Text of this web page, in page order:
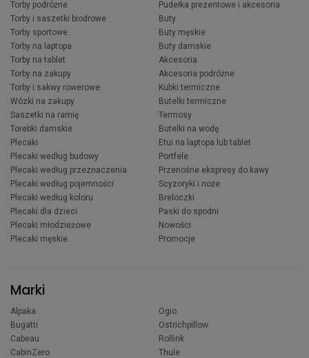
Torby podróżne
Torby i saszetki biodrowe
Torby sportowe
Torby na laptopa
Torby na tablet
Torby na zakupy
Torby i sakwy rowerowe
Wózki na zakupy
Saszetki na ramię
Torebki damskie
Plecaki
Plecaki według budowy
Plecaki według przeznaczenia
Plecaki według pojemności
Plecaki według koloru
Plecaki dla dzieci
Plecaki młodzieżowe
Plecaki męskie
Pudełka prezentowe i akcesoria
Buty
Buty męskie
Buty damskie
Akcesoria
Akcesoria podróżne
Kubki termiczne
Butelki termiczne
Termosy
Butelki na wodę
Etui na laptopa lub tablet
Portfele
Przenośne ekspresy do kawy
Scyzoryki i noże
Breloczki
Paski do spodni
Nowości
Promocje
Marki
Alpaka
Bugatti
Cabeau
CabinZero
Ogio
Ostrichpillow
Rollink
Thule